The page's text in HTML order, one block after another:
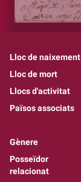
Lloc de naixement
Lloc de mort
Llocs d'activitat
Països associats
Gènere
Posseïdor
relacionat